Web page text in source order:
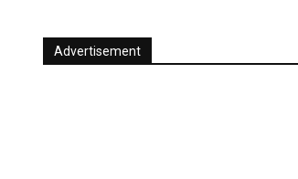
Advertisement